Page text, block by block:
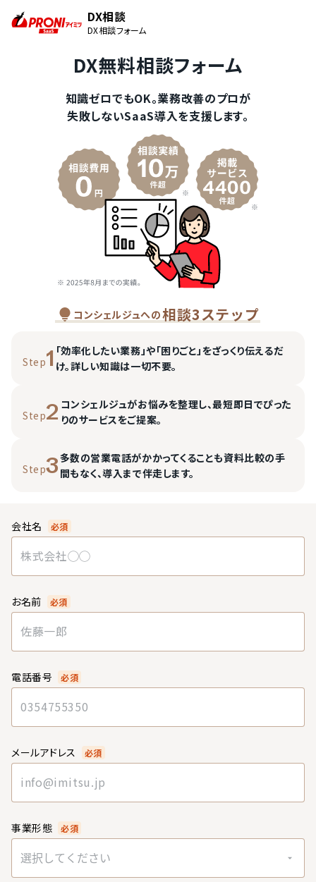
DX相談
DX相談フォーム
DX無料相談フォーム
知識ゼロでもOK。業務改善のプロが
失敗しないSaaS導入を支援します。
コンシェルジュへの相談3ステップ
Step1 「効率化したい業務」や「困りごと」をざっくり伝えるだ
け。詳しい知識は一切不要。
Step2 コンシェルジュがお悩みを整理し、最短即日でぴった
りのサービスをご提案。
Step3多数の営業電話がかかってくることも資料比較の手
間もなく、導入まで伴走します。
会社名 必須
お名前 必須
電話番号 必須
メールアドレス 必須
事業形態 必須
選択してください